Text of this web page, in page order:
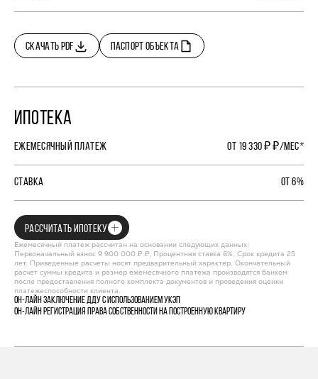
СКАЧАТЬ PDF ПАСПОРТ ОБЪЕКТА
ИПОТЕКА
ЕЖЕМЕСЯЧНЫЙ ПЛАТЕЖ ОТ 19 330 ₽ ₽/МЕС*
СТАВКА ОТ 6%
РАССЧИТАТЬ ИПОТЕКУ
Ежемесячный платеж рассчитан на основании следующих данных:
Первоначальный взнос 9 900 000 ₽ ₽, Процентная ставка 6%, Срок кредита 25
лет. Приведенные расчеты носят предварительный характер. Окончательный
расчет суммы кредита и размер ежемесячного платежа производятся банком
после предоставления полного комплекта документов и проведения оценки
платежеспособности клиента.
Он-лайн заключение ДДУ с использованием УКЭП
Он-лайн регистрация права собственности на построенную квартиру